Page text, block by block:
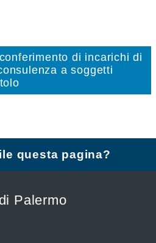
di incarichi di
a soggetti
questa pagina?
Palermo